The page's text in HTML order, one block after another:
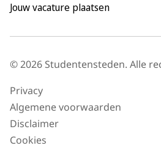
Jouw vacature plaatsen
© 2026 Studentensteden. Alle
Privacy
Algemene voorwaarden
Disclaimer
Cookies